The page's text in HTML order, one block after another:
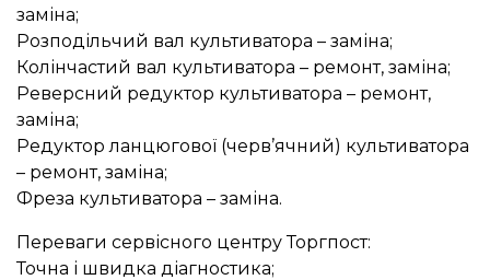
заміна;
Розподільчий вал культиватора – заміна;
Колінчастий вал культиватора – ремонт, заміна;
Реверсний редуктор культиватора – ремонт,
заміна;
Редуктор ланцюгової (черв’ячний) культиватора
– ремонт, заміна;
Фреза культиватора – заміна.
Переваги сервісного центру Торгпост:
Точна і швидка діагностика;